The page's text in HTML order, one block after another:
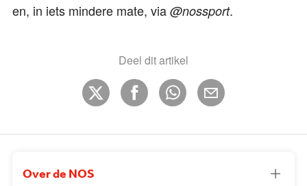
en, in iets mindere mate, via @nossport.
Deel dit artikel
Over de NOS